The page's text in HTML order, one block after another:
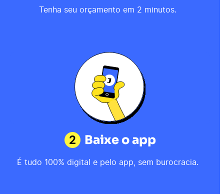
Tenha seu orçamento em 2 minutos.
2 Baixe o app
É tudo 100% digital e pelo app, sem burocracia.